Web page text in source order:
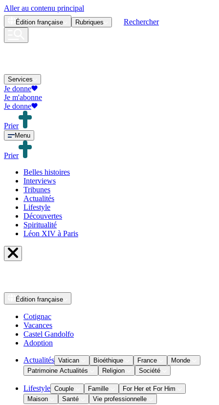
Aller au contenu principal
Édition française Rubriques Rechercher
Services
Je donne
Je m'abonne
Je donne
Prier
Menu
Prier
Belles histoires
Interviews
Tribunes
Actualités
Lifestyle
Découvertes
Spiritualité
Léon XIV à Paris
Édition française
Cotignac
Vacances
Castel Gandolfo
Adoption
Actualités Vatican Bioéthique France
Monde
Patrimoine Actualités
Religion Société
Lifestyle Couple Famille
For Her et For Him
Maison
Santé Vie professionnelle